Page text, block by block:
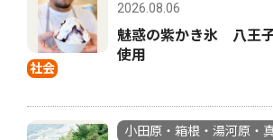
社会
2026.08.06
魅惑の紫かき氷 八王
使用
小田原・箱根・湯河原・